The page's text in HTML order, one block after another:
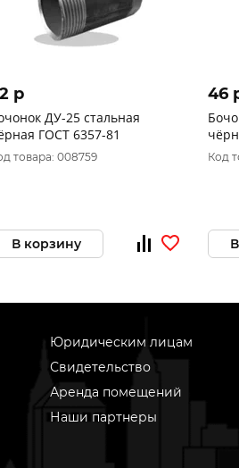
p
ДУ-25 стальная
ГОСТ 6357-81
товара: 008759
В корзину
46
Код
Юридическим лицам
Свидетельство
Аренда помещений
Наши партнеры